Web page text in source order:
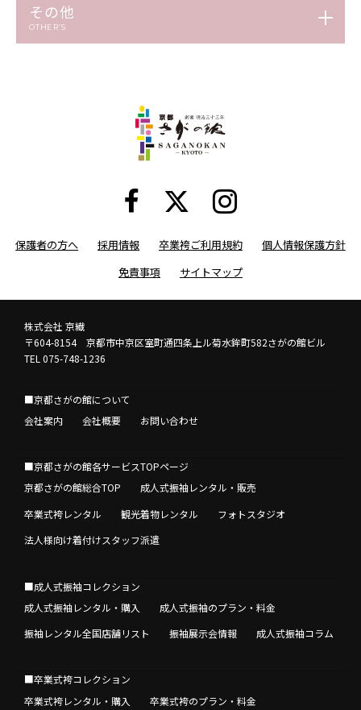
その他
OTHER’S
保護者の方へ 採用情報 卒業袴ご利用規約
個人情報保護方針
免責事項
サイトマップ
株式会社 京繊
〒604-8154 京都市中京区室町通四条上ル菊水鉾町582さがの館ビル
TEL 075-748-1236
■京都さがの館について
会社案内
会社概要 お問い合わせ
■京都さがの館各サービスTOPページ
京都さがの館総合TOP
成人式振袖レンタル・販売
卒業式袴レンタル
観光着物レンタル
フォトスタジオ
法人様向け着付けスタッフ派遣
■成人式振袖コレクション
成人式振袖レンタル・購入
成人式振袖のプラン・料金
振袖レンタル全国店舗リスト
振袖展示会情報 成人式振袖コラム
■卒業式袴コレクション
卒業式袴レンタル・購入
卒業式袴のプラン・料金